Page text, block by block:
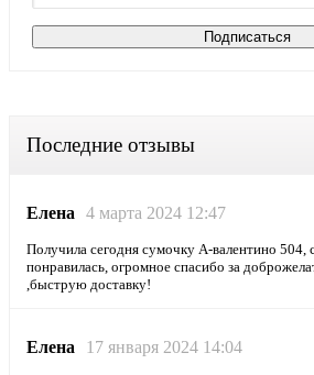
Последние отзывы
Елена 4 марта 2024 12:47
Получила сегодня сумочку А-валентино 504,
понравилась, огромное спасибо за
,быструю доставку!
Елена 17 января 2024 14:04